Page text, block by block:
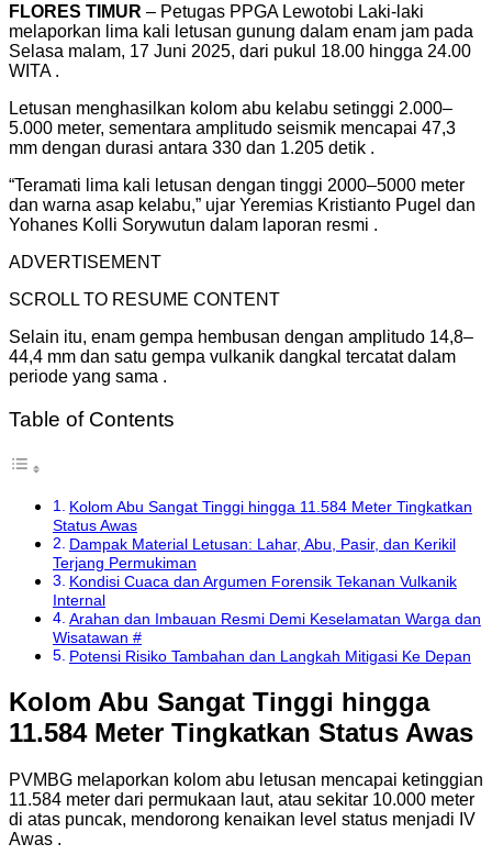
FLORES TIMUR – Petugas PPGA Lewotobi Laki‑laki
melaporkan lima kali letusan gunung dalam enam jam pada
Selasa malam, 17 Juni 2025, dari pukul 18.00 hingga 24.00
WITA .
Letusan menghasilkan kolom abu kelabu setinggi 2.000–
5.000 meter, sementara amplitudo seismik mencapai 47,3
mm dengan durasi antara 330 dan 1.205 detik .
“Teramati lima kali letusan dengan tinggi 2000–5000 meter
dan warna asap kelabu,” ujar Yeremias Kristianto Pugel dan
Yohanes Kolli Sorywutun dalam laporan resmi .
ADVERTISEMENT
SCROLL TO RESUME CONTENT
Selain itu, enam gempa hembusan dengan amplitudo 14,8–
44,4 mm dan satu gempa vulkanik dangkal tercatat dalam
periode yang sama .
Table of Contents
Kolom Abu Sangat Tinggi hingga 11.584 Meter Tingkatkan
Status Awas
Dampak Material Letusan: Lahar, Abu, Pasir, dan Kerikil
Terjang Permukiman
Kondisi Cuaca dan Argumen Forensik Tekanan Vulkanik
Internal
Arahan dan Imbauan Resmi Demi Keselamatan Warga dan
Wisatawan #
Potensi Risiko Tambahan dan Langkah Mitigasi Ke Depan
Kolom Abu Sangat Tinggi hingga
11.584 Meter Tingkatkan Status Awas
PVMBG melaporkan kolom abu letusan mencapai ketinggian
11.584 meter dari permukaan laut, atau sekitar 10.000 meter
di atas puncak, mendorong kenaikan level status menjadi IV
Awas .